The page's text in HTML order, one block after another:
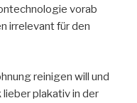
vorab
irrelevant für den
reinigen will und
plakativ in der